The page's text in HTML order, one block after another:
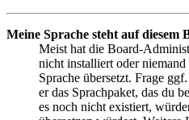
Meine Sprache steht auf
Meist hat die Board-
nicht installiert oder
Sprache übersetzt. Frage
er das Sprachpaket, das du
es noch nicht existiert,